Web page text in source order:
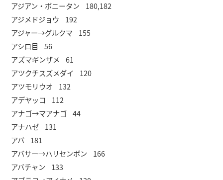
アジアン・ボニータン 180,182
アジメドジョウ 192
アジャー→グルクマ 155
アシロ目 56
アズマギンザメ 61
アツクチスズメダイ 120
アツモリウオ 132
アデヤッコ 112
アナゴ→マアナゴ 44
アナハゼ 131
アバ 181
アバサー→ハリセンボン 166
アバチャン 133